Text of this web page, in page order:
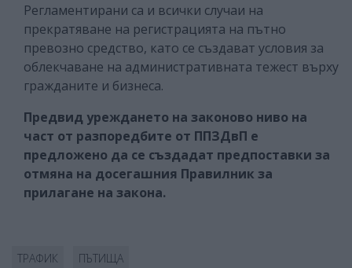
Регламентирани са и всички случаи на
прекратяване на регистрацията на пътно
превозно средство, като се създават условия за
облекчаване на административната тежест върху
гражданите и бизнеса.
Предвид уреждането на законово ниво на
част от разпоредбите от ППЗДвП е
предложено да се създадат предпоставки за
отмяна на досегашния Правилник за
прилагане на закона.
ТРАФИК ПЪТИЩА